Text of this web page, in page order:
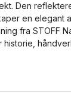
Den
en elegant
fra STOFF